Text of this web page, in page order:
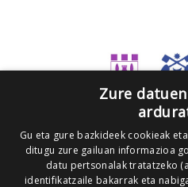
Zure
Gu eta gure bazkideek cookieak
ditugu zure gailuan informazioa
datu pertsonalak tratatzeko
identifikatzaile bakarrak eta